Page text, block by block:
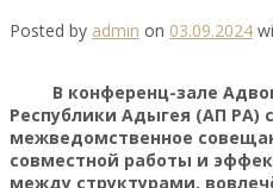
Posted by admin on 03.09.2024
В конференц-зале
Республики Адыгея (АП РА)
межведомственное
совместной работы и
между структурами,